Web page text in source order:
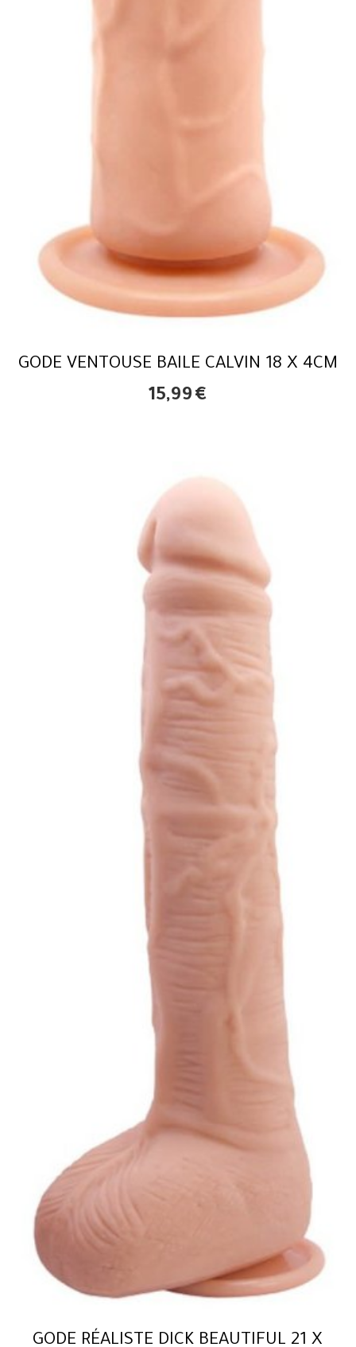
GODE VENTOUSE BAILE CALVIN 18 X 4CM
15,99 €
GODE RÉALISTE DICK BEAUTIFUL 21 X